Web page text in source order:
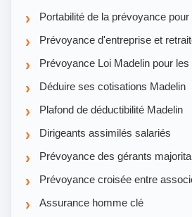
Portabilité de la prévoyance
Prévoyance d'entreprise et
Prévoyance Loi Madelin pour les
Déduire ses cotisations Madelin
Plafond de déductibilité Madelin
Dirigeants assimilés salariés
Prévoyance des gérants
Prévoyance croisée entre
Assurance homme clé